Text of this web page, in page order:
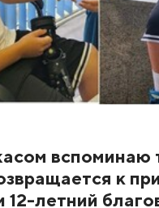
вспоминаю
к
12-летний